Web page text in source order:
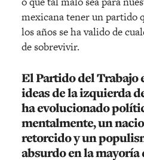
mexicana tener un partido
los años se ha valido de
de sobrevivir.
El Partido del Trabajo
ideas de la izquierda
ha evolucionado
mentalmente, un
retorcido y un
absurdo en la mayoría